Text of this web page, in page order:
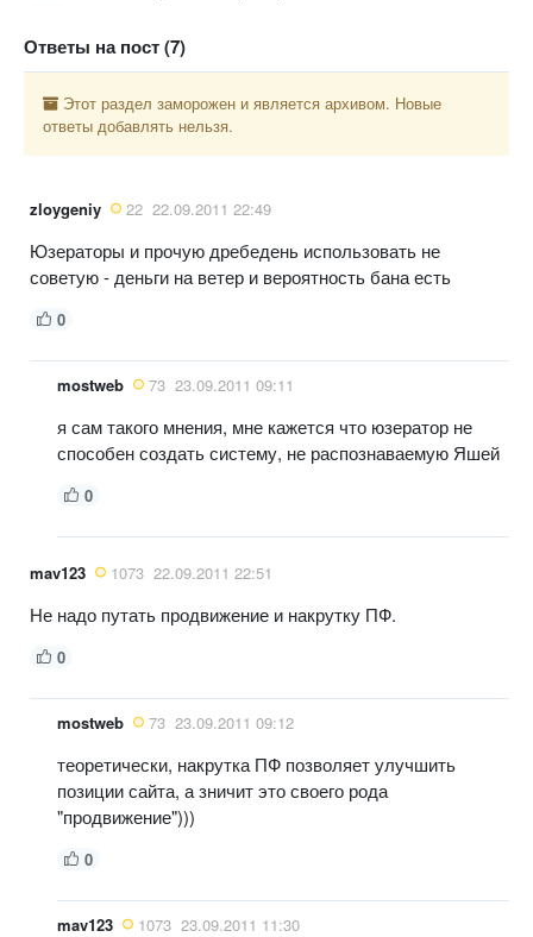
Ответы на пост (7)
Этот раздел заморожен и является архивом. Новые
ответы добавлять нельзя.
zloygeniy 22 22.09.2011 22:49
Юзераторы и прочую дребедень использовать не
советую - деньги на ветер и вероятность бана есть
0
mostweb 73 23.09.2011 09:11
я сам такого мнения, мне кажется что юзератор не
способен создать систему, не распознаваемую Яшей
0
mav123 1073 22.09.2011 22:51
Не надо путать продвижение и накрутку ПФ.
0
mostweb 73 23.09.2011 09:12
теоретически, накрутка ПФ позволяет улучшить
позиции сайта, а зничит это своего рода
"продвижение")))
0
mav123 1073 23.09.2011 11:30